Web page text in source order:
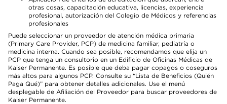
otras cosas, capacitación educativa, licencias, experiencia
profesional, autorización del Colegio de Médicos y referencias
profesionales
Puede seleccionar un proveedor de atención médica primaria
(Primary Care Provider, PCP) de medicina familiar, pediatría o
medicina interna. Cuando sea posible, recomendamos que elija un
PCP que tenga un consultorio en un Edificio de Oficinas Médicas de
Kaiser Permanente. Es posible que deba pagar copagos o coseguros
más altos para algunos PCP. Consulte su “Lista de Beneficios (Quién
Paga Qué)” para obtener detalles adicionales. Use el menú
desplegable de Afiliación del Proveedor para buscar proveedores de
Kaiser Permanente.